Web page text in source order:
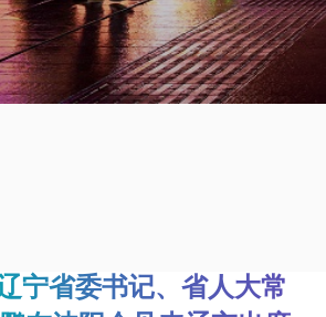
宁省委书记、省人大常